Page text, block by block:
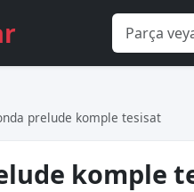
prelude komple tesisat
komple